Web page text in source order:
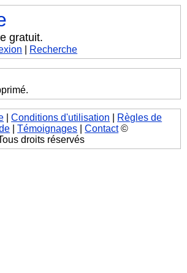
gratuit.
Recherche
|Conditions d'utilisation
Règles de
|Témoignages |Contact©
droits réservés